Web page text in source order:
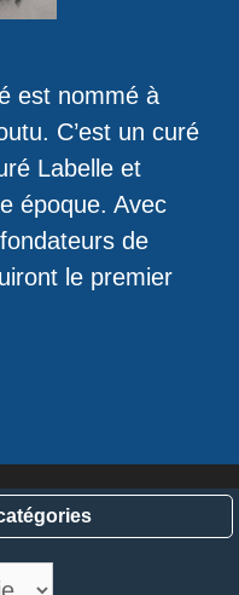
est nommé à
C’est un curé
Labelle et
époque. Avec
de
le premier